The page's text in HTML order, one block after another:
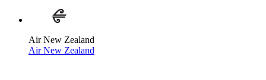
Air New Zealand
Air New Zealand